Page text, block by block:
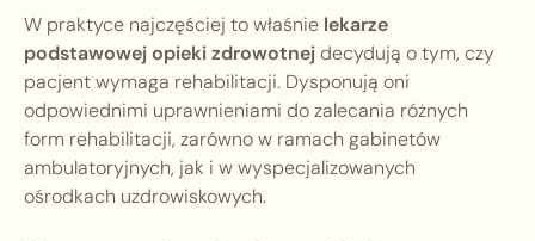
W praktyce najczęściej to właśnie lekarze
podstawowej opieki zdrowotnejdecydują o tym, czy
pacjent wymaga rehabilitacji. Dysponują oni
odpowiednimi uprawnieniami do zalecania różnych
form rehabilitacji, zarówno w ramach gabinetów
ambulatoryjnych, jak i w wyspecjalizowanych
ośrodkach uzdrowiskowych.